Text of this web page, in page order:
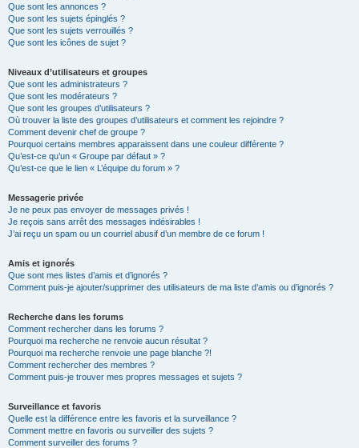
Que sont les annonces ?
Que sont les sujets épinglés ?
Que sont les sujets verrouillés ?
Que sont les icônes de sujet ?
Niveaux d’utilisateurs et groupes
Que sont les administrateurs ?
Que sont les modérateurs ?
Que sont les groupes d’utilisateurs ?
Où trouver la liste des groupes d’utilisateurs et comment les rejoindre ?
Comment devenir chef de groupe ?
Pourquoi certains membres apparaissent dans une couleur différente ?
Qu’est-ce qu’un « Groupe par défaut » ?
Qu’est-ce que le lien « L’équipe du forum » ?
Messagerie privée
Je ne peux pas envoyer de messages privés !
Je reçois sans arrêt des messages indésirables !
J’ai reçu un spam ou un courriel abusif d’un membre de ce forum !
Amis et ignorés
Que sont mes listes d’amis et d’ignorés ?
Comment puis-je ajouter/supprimer des utilisateurs de ma liste d’amis ou d’ignorés ?
Recherche dans les forums
Comment rechercher dans les forums ?
Pourquoi ma recherche ne renvoie aucun résultat ?
Pourquoi ma recherche renvoie une page blanche ?!
Comment rechercher des membres ?
Comment puis-je trouver mes propres messages et sujets ?
Surveillance et favoris
Quelle est la différence entre les favoris et la surveillance ?
Comment mettre en favoris ou surveiller des sujets ?
Comment surveiller des forums ?